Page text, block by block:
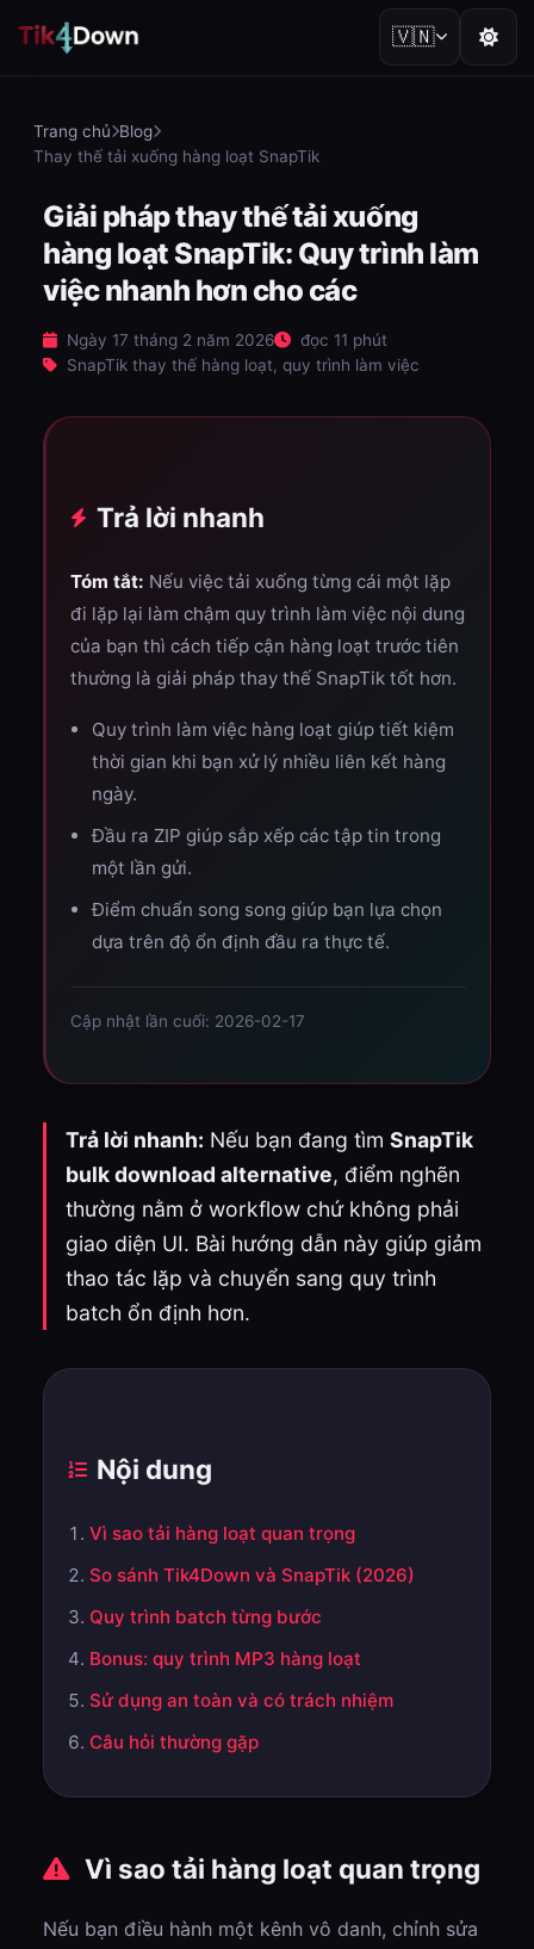
🇻🇳
Trang chủ Blog
Thay thế tải xuống hàng loạt SnapTik
Giải pháp thay thế tải xuống
hàng loạt SnapTik: Quy trình làm
việc nhanh hơn cho các
Ngày 17 tháng 2 năm 2026
đọc 11 phút
SnapTik thay thế hàng loạt, quy trình làm việc
Trả lời nhanh
Tóm tắt: Nếu việc tải xuống từng cái một lặp
đi lặp lại làm chậm quy trình làm việc nội dung
của bạn thì cách tiếp cận hàng loạt trước tiên
thường là giải pháp thay thế SnapTik tốt hơn.
Quy trình làm việc hàng loạt giúp tiết kiệm
thời gian khi bạn xử lý nhiều liên kết hàng
ngày.
Đầu ra ZIP giúp sắp xếp các tập tin trong
một lần gửi.
Điểm chuẩn song song giúp bạn lựa chọn
dựa trên độ ổn định đầu ra thực tế.
Cập nhật lần cuối: 2026-02-17
Trả lời nhanh: Nếu bạn đang tìm SnapTik
bulk download alternative, điểm nghẽn
thường nằm ở workflow chứ không phải
giao diện UI. Bài hướng dẫn này giúp giảm
thao tác lặp và chuyển sang quy trình
batch ổn định hơn.
Nội dung
Vì sao tải hàng loạt quan trọng
So sánh Tik4Down và SnapTik (2026)
Quy trình batch từng bước
Bonus: quy trình MP3 hàng loạt
Sử dụng an toàn và có trách nhiệm
Câu hỏi thường gặp
Vì sao tải hàng loạt quan trọng
Nếu bạn điều hành một kênh vô danh, chỉnh sửa